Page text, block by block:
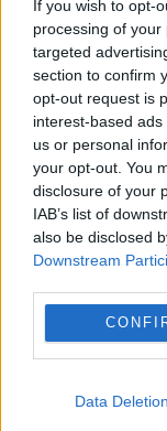
If you wish to opt-
processing of
targeted
section to confirm
opt-out request is
interest-based
us or personal
your opt-out. You
disclosure of your
IAB’s list of
also be disclosed
Downstream
Data Deletion
την Ελλάδα
βράβευσαν
αρχιτέκτονα,
κείμενο για
είναι
Παράλληλα,
εκδήλωση, η
ευκαιρία να
Αγίας
οικοδομηθεί
επτά
Λομβαρδοί